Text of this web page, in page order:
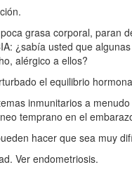
grasa corporal, paran
¿sabía usted que
alérgico a ellos?
el equilibrio
inmunitarios a
temprano en el
hacer que sea muy
Ver endometriosis.